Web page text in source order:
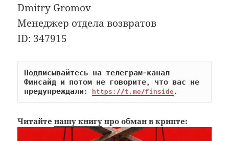
Dmitry Gromov
Менеджер отдела возвратов
ID: 347915
Подписывайтесь на телеграм-канал
Финсайд и потом не говорите, что вас не
предупреждали: https://t.me/finside.
Читайтенашу книгу про обман в крипте: